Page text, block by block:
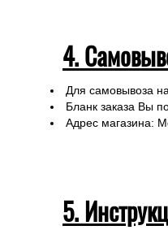
4.
Для самовывоза
Бланк заказа Вы
Адрес магазина:
5.